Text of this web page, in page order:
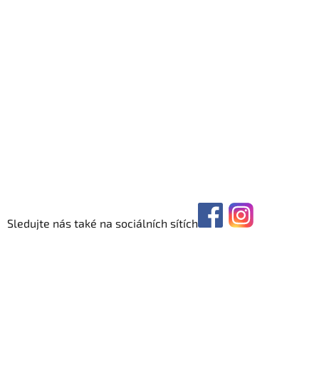
Sledujte nás také na sociálních sítích